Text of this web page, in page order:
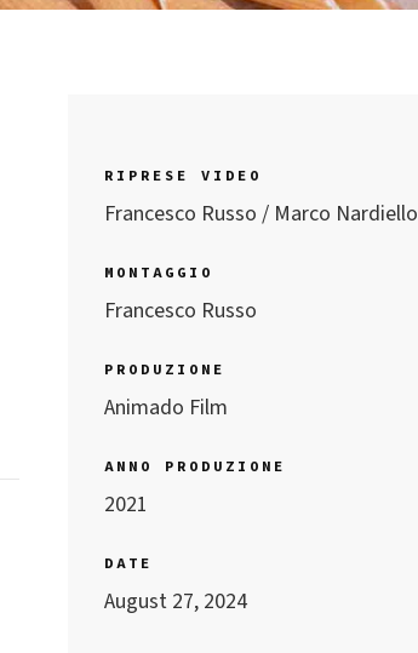
RIPRESE VIDEO
Francesco Russo / Marco Nardiello
MONTAGGIO
Francesco Russo
PRODUZIONE
Animado Film
ANNO PRODUZIONE
2021
DATE
August 27, 2024